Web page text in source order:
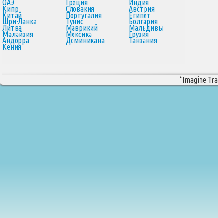
ОАЭ Греция Индия
Кипр Словакия Австрия
Китай Португалия Египет
Шри-Ланка Тунис Болгария
Литва Маврикий Мальдивы
Малайзия Мексика Грузия
Андорра Доминикана Танзания
Кения
“Imagine